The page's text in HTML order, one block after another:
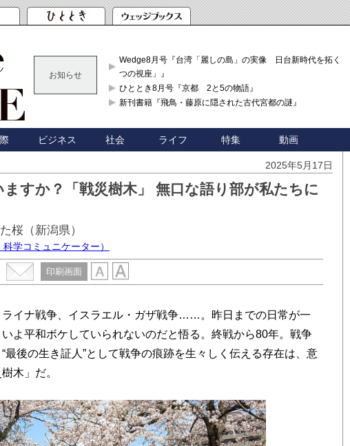
お知らせ
Wedge8月号『台湾「麗しの島」の実像 日台新時代を拓く「3
つの視座」』
ひととき8月号『京都 2と5の物語』
新刊書籍『飛鳥・藤原に隠された古代宮都の謎』
ビジネス 社会 ライフ 特集 動画
2025年5月17日
ますか？「戦災樹木」 無口な語り部が私たちに
桜（新潟県）
学コミュニケーター）
印刷画面
イナ戦争、イスラエル・ガザ戦争……。昨日までの日常が一
よ平和ボケしていられないのだと悟る。終戦から80年。戦争
最後の生き証人”として戦争の痕跡を生々しく伝える存在は、意
木」だ。